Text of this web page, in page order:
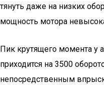
тянуть даже на низких
мощность мотора
Пик крутящего момента у
приходится на 3500
непосредственным